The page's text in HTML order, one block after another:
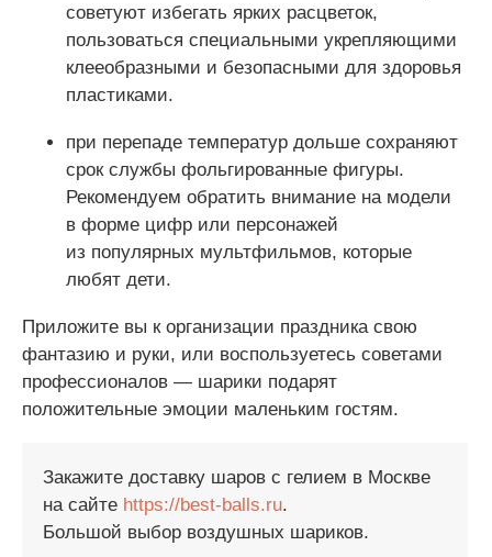
советуют избегать ярких расцветок,
пользоваться специальными укрепляющими
клееобразными и безопасными для здоровья
пластиками.
при перепаде температур дольше сохраняют
срок службы фольгированные фигуры.
Рекомендуем обратить внимание на модели
в форме цифр или персонажей
из популярных мультфильмов, которые
любят дети.
Приложите вы к организации праздника свою
фантазию и руки, или воспользуетесь советами
профессионалов — шарики подарят
положительные эмоции маленьким гостям.
Закажите доставку шаров с гелием в Москве
на сайте https://best-balls.ru.
Большой выбор воздушных шариков.